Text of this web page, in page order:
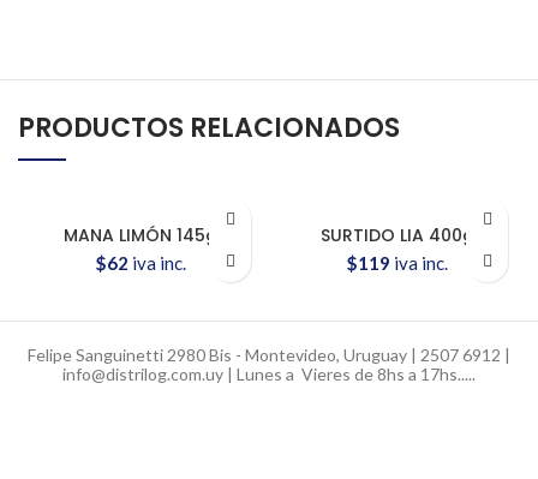
PRODUCTOS RELACIONADOS
MANA LIMÓN 145g
$62 iva inc.
SURTIDO LIA 400g
$119 iva inc.
Felipe Sanguinetti 2980 Bis - Montevideo, Uruguay | 2507 6912 |
info@distrilog.com.uy | Lunes a Vieres de 8hs a 17hs.....